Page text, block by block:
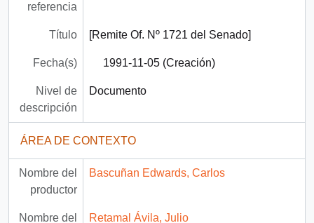
referencia
Título [Remite Of. Nº 1721 del Senado]
Fecha(s) 1991-11-05 (Creación)
Nivel de
descripción
Documento
ÁREA DE CONTEXTO
Nombre del
productor
Bascuñan Edwards, Carlos
Nombre del
Retamal Ávila, Julio